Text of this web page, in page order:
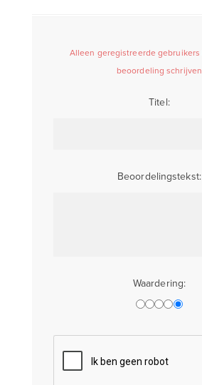
Alleen geregistreerde
beoordeling schrijven
Titel:
Beoordelingstekst:
Waardering: